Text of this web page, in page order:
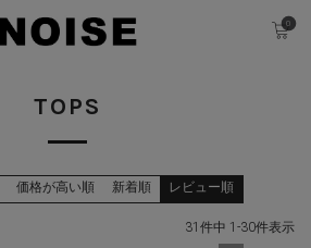
0
TOPS
価格が高い順 新着順 レビュー順
31 件中 1 -30件表示